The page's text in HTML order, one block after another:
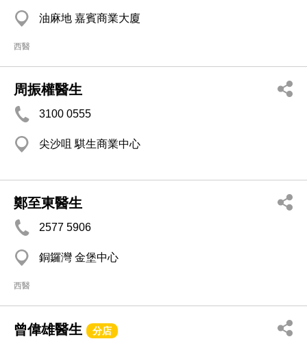
油麻地 嘉賓商業大廈
西醫
周振權醫生
3100 0555
尖沙咀 騏生商業中心
鄭至東醫生
2577 5906
銅鑼灣 金堡中心
西醫
曾偉雄醫生 分店